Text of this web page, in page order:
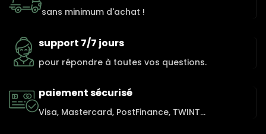
sans minimum d'achat !
support 7/7 jours
pour répondre à toutes vos questions.
paiement sécurisé
Visa, Mastercard, PostFinance, TWINT...